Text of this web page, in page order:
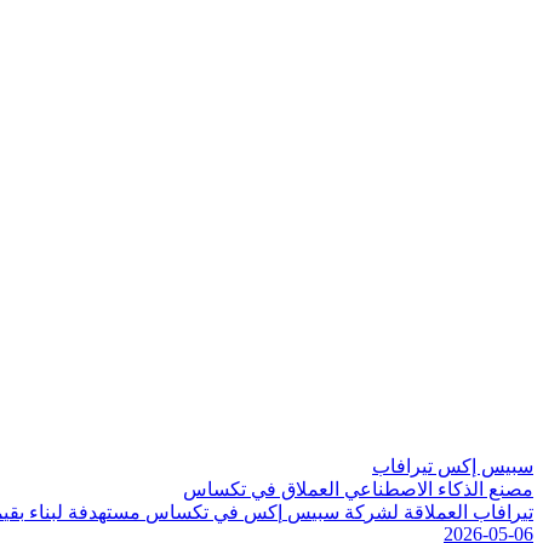
سبيس إكس تيرافاب
مصنع الذكاء الاصطناعي العملاق في تكساس
تير فاب لعملقة لشر كة سبيس كس في تكساس مستهدفة لبناء بقي
2026-05-06